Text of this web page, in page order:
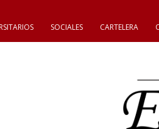
SOCIALES CARTELERA